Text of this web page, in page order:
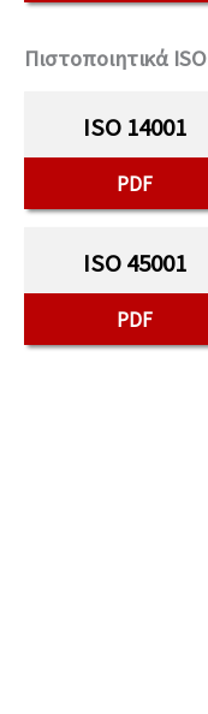
Πιστοποιητικά ISO
ISO 14001
PDF
ISO 45001
PDF